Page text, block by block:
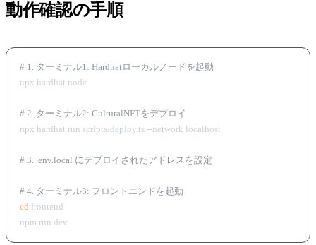
動作確認の手順
# 1. ターミナル1: Hardhatローカルノードを起動
npx hardhat node
# 2. ターミナル2: CulturalNFTをデプロイ
npx hardhat run scripts/deploy.ts --network localhost
# 3. .env.local にデプロイされたアドレスを設定
# 4. ターミナル3: フロントエンドを起動
cd frontend